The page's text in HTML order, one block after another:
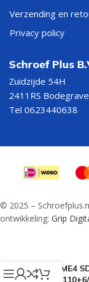
Verzending en
Privacy policy
Schroef Plus
Zuidzijde 54H
2411RS
Tel 0623440638
© 2025 –
ontwikkeling: Grip
XTREME4
5/6/